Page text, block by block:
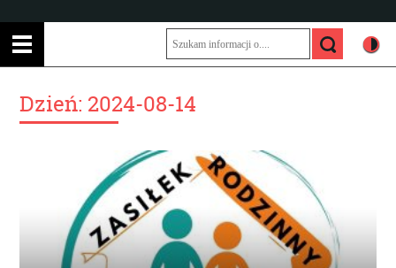
Dzień: 2024-08-14